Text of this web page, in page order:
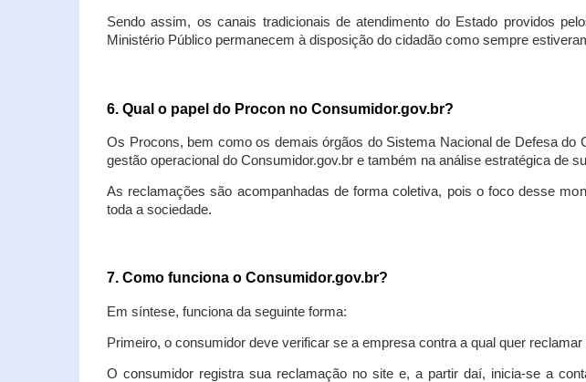
Sendo assim, os canais tradicionais de atendimento do Estado providos
Ministério Público permanecem à disposição do cidadão como sempre
6. Qual o papel do Procon no Consumidor.gov.br?
Os Procons, bem como os demais órgãos do Sistema Nacional de Defesa
gestão operacional do Consumidor.gov.br e também na análise estratégica de
As reclamações são acompanhadas de forma coletiva, pois o foco desse
toda a sociedade.
7. Como funciona o Consumidor.gov.br?
Em síntese, funciona da seguinte forma:
Primeiro, o consumidor deve verificar se a empresa contra a qual quer
O consumidor registra sua reclamação no site e, a partir daí, inicia-se a